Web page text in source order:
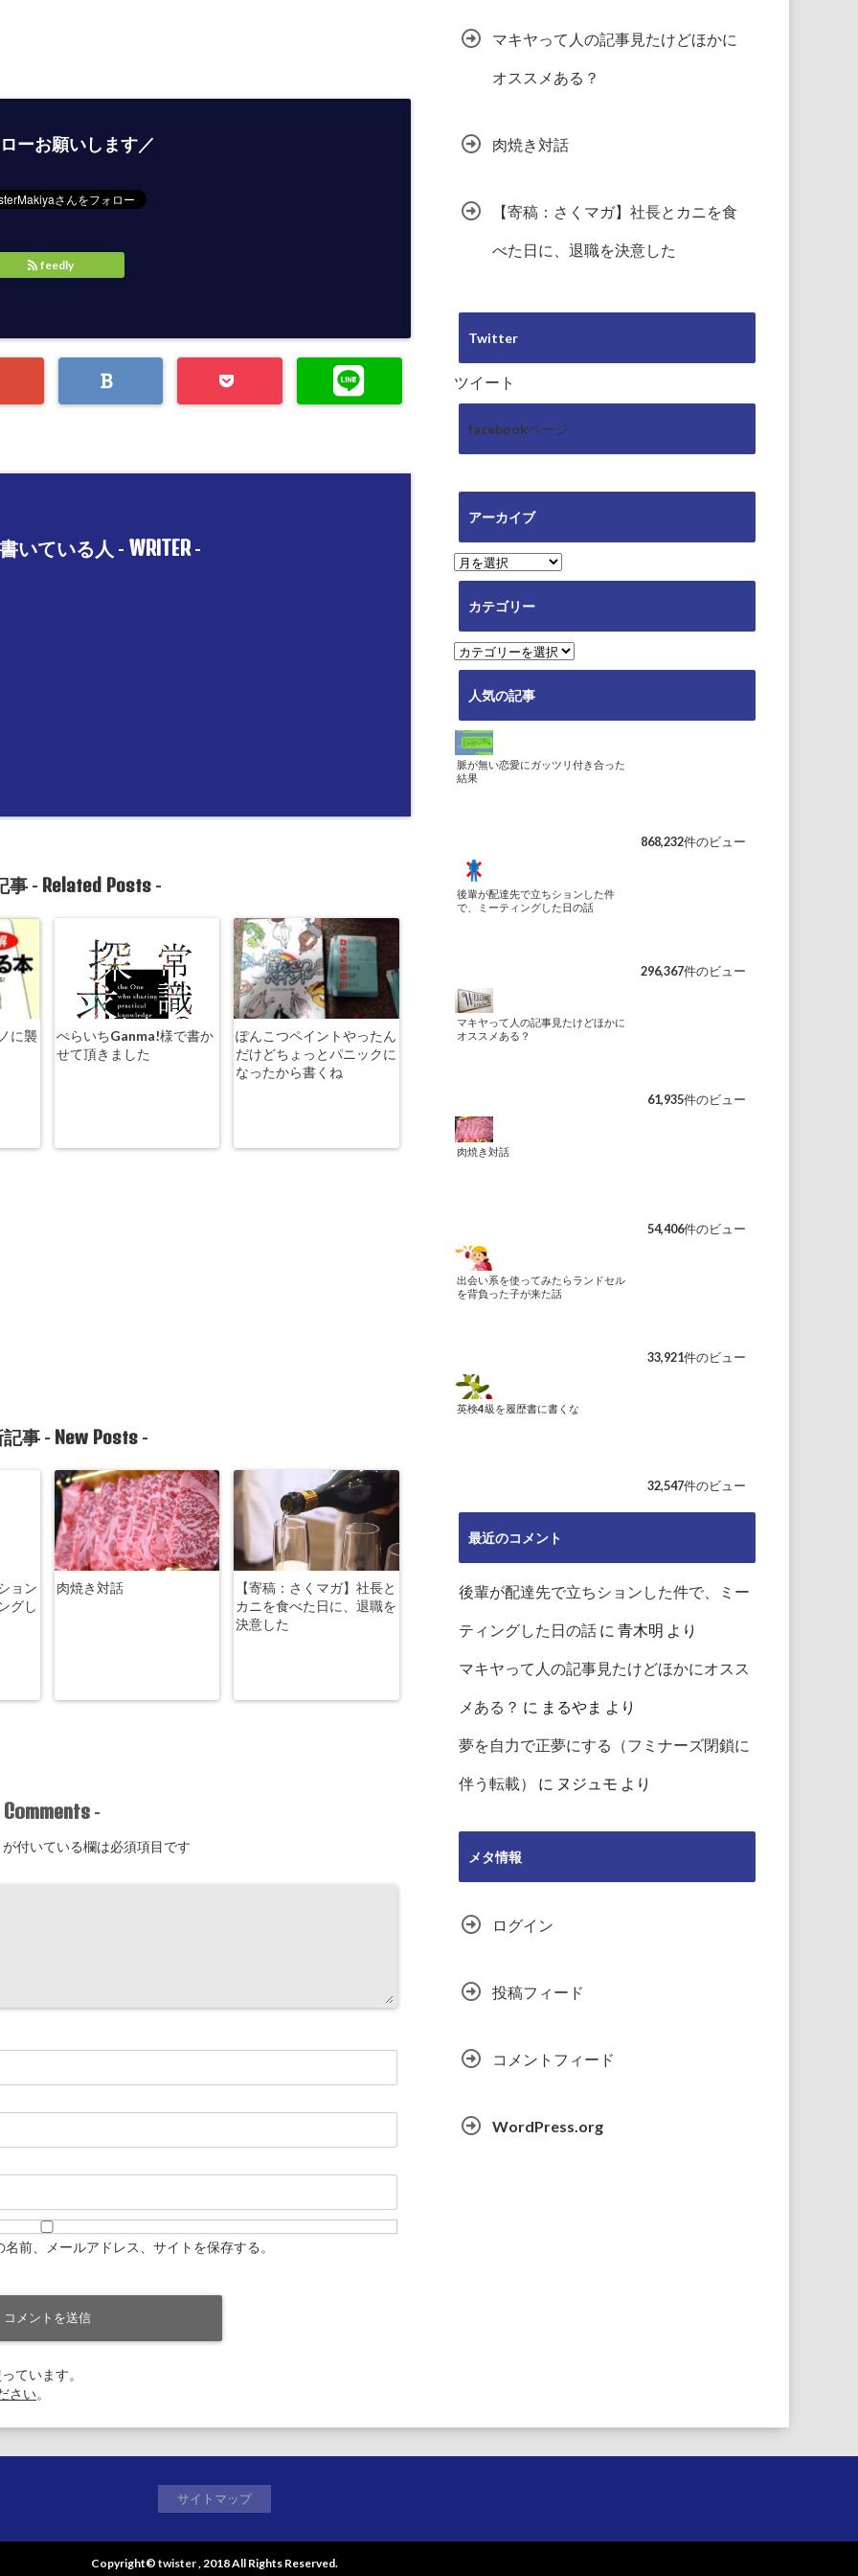
ーお願いします／
feedly
いている人 - WRITER-
事 - Related Posts-
に襲
ぺらいちGanma!様で書か
せて頂きました
ぽんこつペイントやったん
だけどちょっとパニックに
なったから書くね
事 - New Posts -
ョン
グし
肉焼き対話
【寄稿：さくマガ】社長と
カニを食べた日に、退職を
決意した
Comments -
が付いている欄は必須項目です
前、メールアドレス、サイトを保存する。
ています。
さい。
マキヤって人の記事見たけどほかに
オススメある？
肉焼き対話
【寄稿：さくマガ】社長とカニを食
べた日に、退職を決意した
Twitter
ツイート
facebookページ
アーカイブ
ア
ー
ブ
カテゴリー
カ
テ
ー
人気の記事
脈が無い恋愛にガッツリ付き合った
結果
868,232件のビュー
後輩が配達先で立ちションした件
で、ミーティングした日の話
296,367件のビュー
マキヤって人の記事見たけどほかに
オススメある？
61,935件のビュー
肉焼き対話
54,406件のビュー
出会い系を使ってみたらランドセル
を背負った子が来た話
33,921件のビュー
英検4級を履歴書に書くな
32,547件のビュー
最近のコメント
後輩が配達先で立ちションした件で、ミー
ティングした日の話 に 青木明 より
マキヤって人の記事見たけどほかにオスス
メある？ に まるやま より
夢を自力で正夢にする（フミナーズ閉鎖に
伴う転載） に ヌジュモ より
メタ情報
ログイン
投稿フィード
コメントフィード
WordPress.org
サイトマップ
Copyright© twister, 2018 All Rights Reserved.